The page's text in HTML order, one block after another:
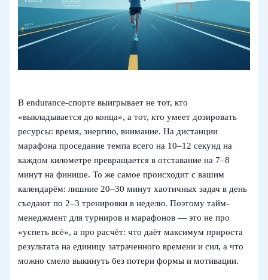
В endurance-спорте выигрывает не тот, кто
«выкладывается до конца», а тот, кто умеет дозировать
ресурсы: время, энергию, внимание. На дистанции
марафона проседание темпа всего на 10–12 секунд на
каждом километре превращается в отставание на 7–8
минут на финише. То же самое происходит с вашим
календарём: лишние 20–30 минут хаотичных задач в день
съедают по 2–3 тренировки в неделю. Поэтому тайм-
менеджмент для турниров и марафонов — это не про
«успеть всё», а про расчёт: что даёт максимум прироста
результата на единицу затраченного времени и сил, а что
можно смело выкинуть без потери формы и мотивации.